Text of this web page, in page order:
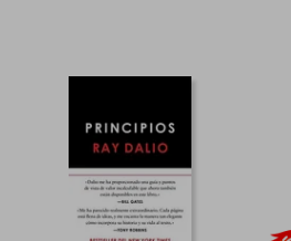
45%
dcto. $ 84.923